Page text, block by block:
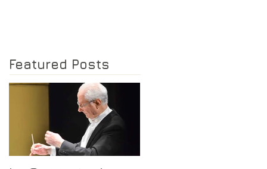
Featured Posts